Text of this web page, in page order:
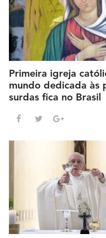
Primeira igreja
mundo dedicada às
surdas fica no Brasil